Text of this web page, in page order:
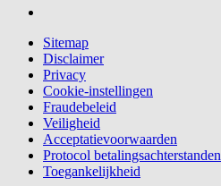
Sitemap
Disclaimer
Privacy
Cookie-instellingen
Fraudebeleid
Veiligheid
Acceptatievoorwaarden
Protocol betalingsachterstanden
Toegankelijkheid